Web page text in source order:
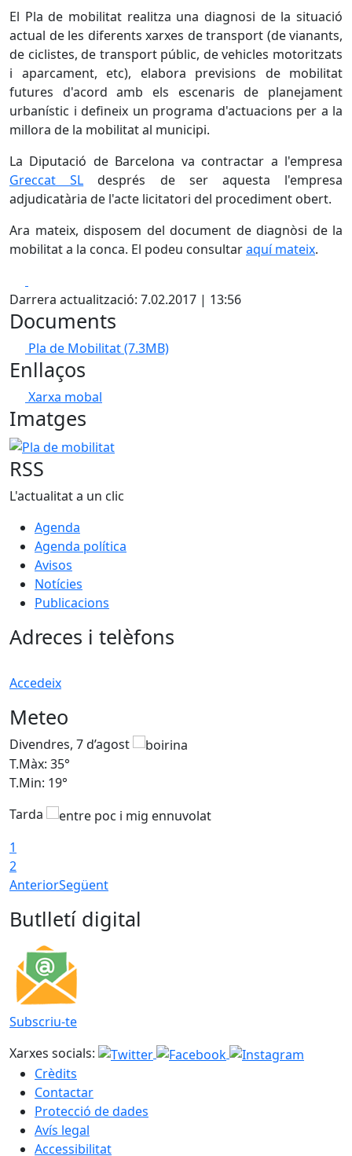
El Pla de mobilitat realitza una diagnosi de la situació
actual de les diferents xarxes de transport (de vianants,
de ciclistes, de transport públic, de vehicles motoritzats
i aparcament, etc), elabora previsions de mobilitat
futures d'acord amb els escenaris de planejament
urbanístic i defineix un programa d'actuacions per a la
millora de la mobilitat al municipi.
La Diputació de Barcelona va contractar a l'empresa
Greccat SL després de ser aquesta l'empresa
adjudicatària de l'acte licitatori del procediment obert.
Ara mateix, disposem del document de diagnòsi de la
mobilitat a la conca. El podeu consultaraquí mateix.
Darrera actualització: 7.02.2017 | 13:56
Documents
Pla de Mobilitat(7.3MB)
Enllaços
Xarxa mobal
Imatges
Pla de mobilitat
RSS
L'actualitat a un clic
Agenda
Agenda política
Avisos
Notícies
Publicacions
Adreces i telèfons
Accedeix
Meteo
Divendres, 7 d’agost
T.Màx: 35°
T.Min: 19°
Tarda
1
2
AnteriorSegüent
Butlletí digital
Subscriu-te
Xarxes socials:
Crèdits
Contactar
Protecció de dades
Avís legal
Accessibilitat